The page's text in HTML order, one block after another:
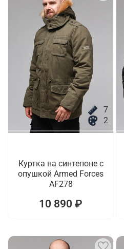
7
2
Куртка на синтепоне с
опушкой Armed Forces
AF278
10 890 ₽